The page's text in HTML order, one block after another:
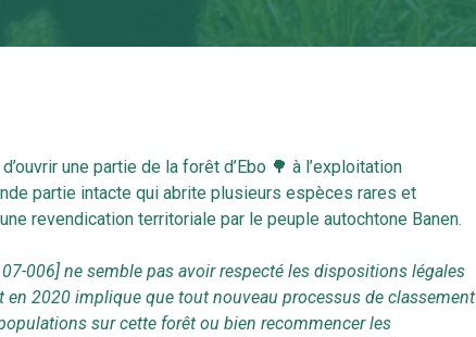
une partie de la forêt d’Ebo 🌳 à l’exploitation
partie intacte qui abrite plusieurs espèces rares et
revendication territoriale par le peuple autochtone Banen.
006] ne semble pas avoir respecté les dispositions légales
en 2020 implique que tout nouveau processus de classement
sur cette forêt ou bien recommencer les